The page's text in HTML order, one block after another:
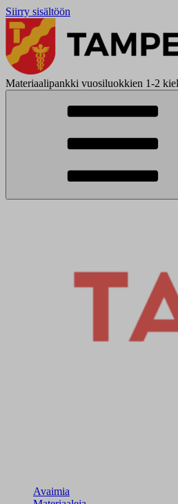
Siirry sisältöön
Materiaalipankki vuosiluokkien 1-2
Avaimia